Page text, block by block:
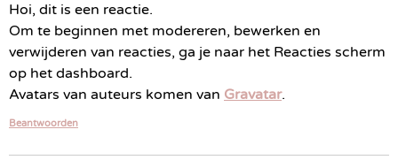
Hoi, dit is een reactie.
Om te beginnen met modereren, bewerken en
verwijderen van reacties, ga je naar het Reacties scherm
op het dashboard.
Avatars van auteurs komen van Gravatar.
Beantwoorden